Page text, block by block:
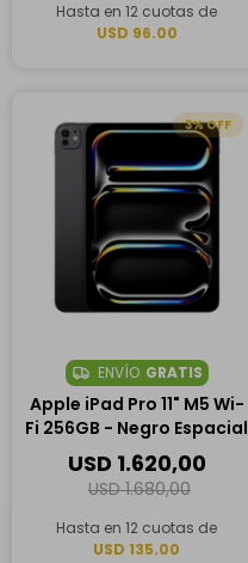
Hasta en 12 cuotas de
USD 96.00
3
ENVÍO GRATIS
Apple iPad Pro 11" M5 Wi-
Fi 256GB - Negro Espacial
USD 1.620,00
USD 1.680,00
Hasta en 12 cuotas de
USD 135.00